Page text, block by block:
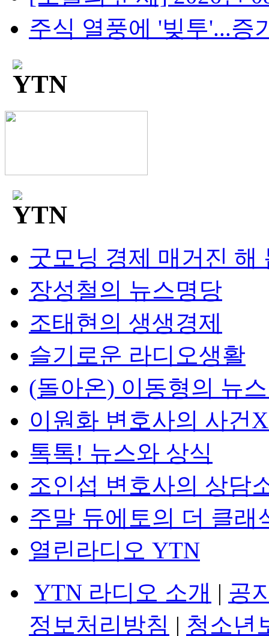
주식 열풍에 '빚투'...증
굿모닝 경제 매거진 해
장성철의 뉴스명당
조태현의 생생경제
슬기로운 라디오생활
(돌아온) 이동형의 뉴
이원화 변호사의 사건
톡톡! 뉴스와 상식
조인섭 변호사의 상담
주말 듀에토의 더 클래
열린라디오 YTN
YTN 라디오 소개 | 공
정보처리방침 | 청소년